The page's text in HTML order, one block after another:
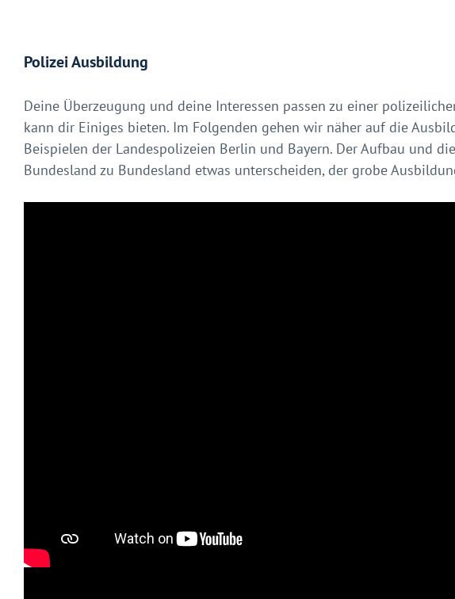
Polizei Ausbildung
Deine Überzeugung und deine Interessen passen zu einer
kann dir Einiges bieten. Im Folgenden gehen wir näher auf die
Beispielen der Landespolizeien Berlin und Bayern. Der Aufbau und
Bundesland zu Bundesland etwas unterscheiden, der grobe